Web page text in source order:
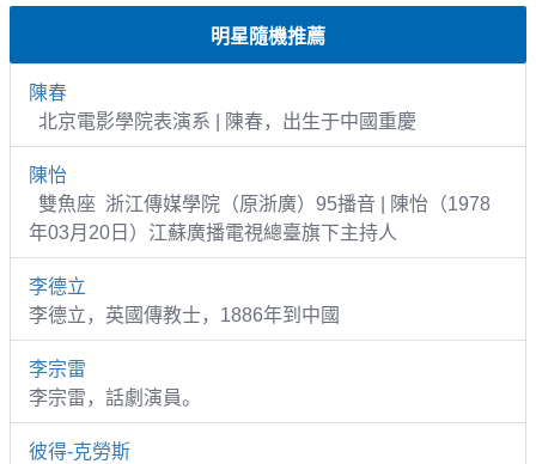
明星隨機推薦
陳春
北京電影學院表演系 | 陳春，出生于中國重慶
陳怡
雙魚座 浙江傳媒學院（原浙廣）95播音 | 陳怡（1978
年03月20日）江蘇廣播電視總臺旗下主持人
李德立
李德立，英國傳教士，1886年到中國
李宗雷
李宗雷，話劇演員。
彼得-克勞斯